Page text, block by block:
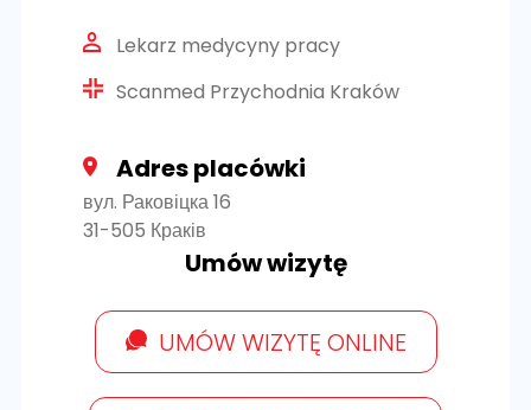
Lekarz medycyny pracy
Scanmed Przychodnia Kraków
Adres placówki
вул. Раковіцка 16
31-505 Краків
Umów wizytę
UMÓW WIZYTĘ ONLINE